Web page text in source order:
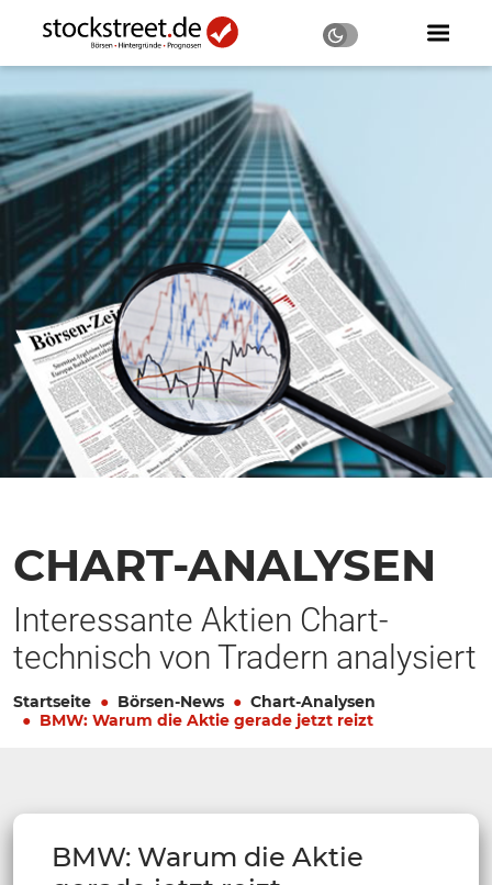
CHART-ANALYSEN
Interessante Aktien Chart-
technisch von Tradern analysiert
Startseite Börsen-News
Chart-Analysen
BMW: Warum die Aktie gerade jetzt reizt
BMW: Warum die Aktie